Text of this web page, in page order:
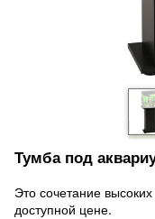
Тумба под
Это сочетание
доступной цене.